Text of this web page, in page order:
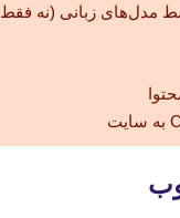
مدل‌های زبانی (نه فقط